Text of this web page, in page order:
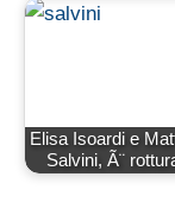
Elisa Isoardi e
Salvini, Ã¨